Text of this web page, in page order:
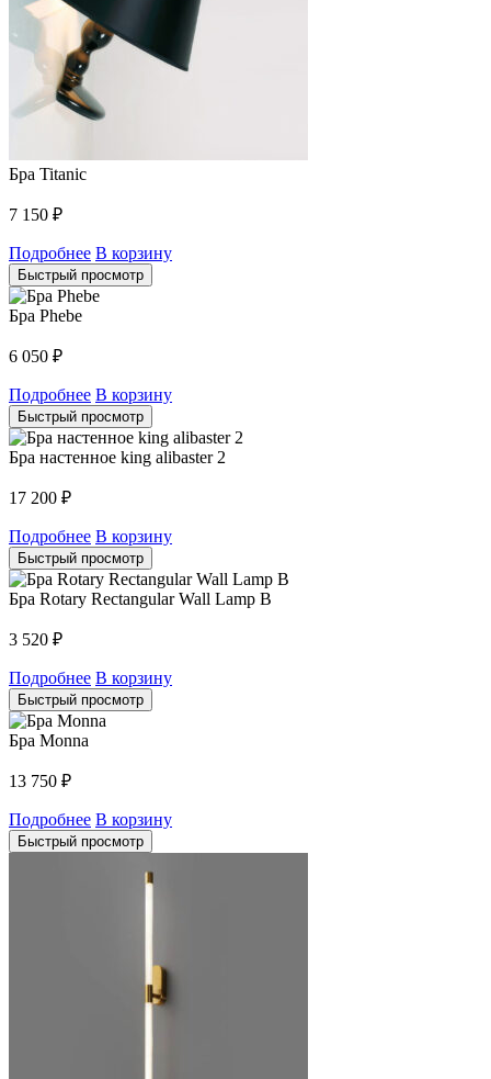
Бра Titanic
7 150 ₽
Подробнее В корзину
Быстрый просмотр
Бра Phebe
6 050 ₽
Подробнее В корзину
Быстрый просмотр
Бра настенное king alibaster 2
17 200 ₽
Подробнее В корзину
Быстрый просмотр
Бра Rotary Rectangular Wall Lamp B
3 520 ₽
Подробнее В корзину
Быстрый просмотр
Бра Monna
13 750 ₽
Подробнее В корзину
Быстрый просмотр